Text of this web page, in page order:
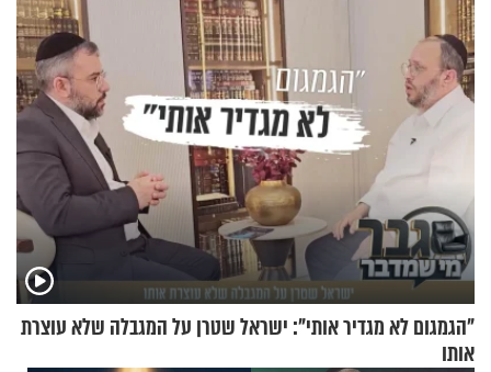
"הגמגום לא מגדיר אותי": ישראל שטרן על המגבלה שלא עוצרת
אותו